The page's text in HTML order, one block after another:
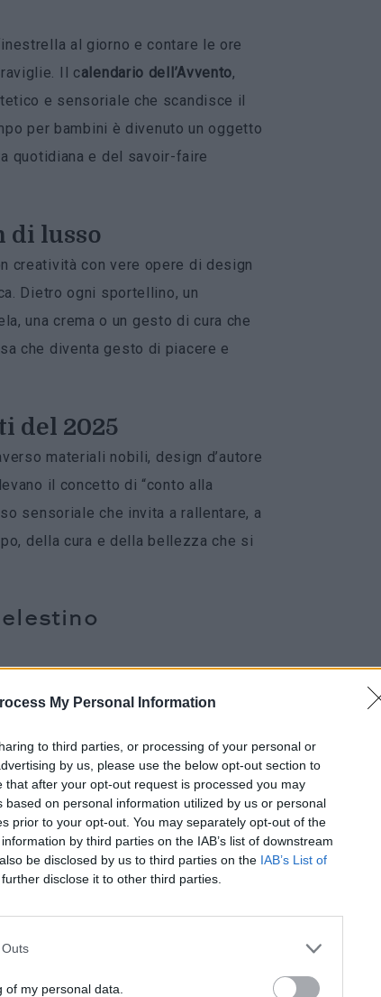
My Personal Information
to third parties, or processing of your personal or
by us, please use the below opt-out section to
after your opt-out request is processed you may
on personal information utilized by us or personal
prior to your opt-out. You may separately opt-out of the
by third parties on the IAB’s list of downstream
be disclosed by us to third parties on the IAB’s List of
disclose it to other third parties.
my personal data.
al giorno e contare le ore
Il calendario dell’Avvento,
e sensoriale che scandisce il
per bambini è divenuto un oggetto
quotidiana e del savoir-faire
di lusso
creatività con vere opere di design
Dietro ogni sportellino, un
una crema o un gesto di cura che
che diventa gesto di piacere e
del 2025
materiali nobili, design d’autore
il concetto di “conto alla
sensoriale che invita a rallentare, a
della cura e della bellezza che si